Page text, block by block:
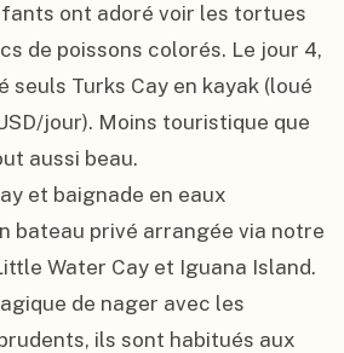
ont adoré voir les tortues
de poissons colorés. Le jour 4,
seuls Turks Cay en kayak (loué
jour). Moins touristique que
aussi beau.
et baignade en eaux
bateau privé arrangée via notre
Water Cay et Iguana Island.
de nager avec les
ils sont habitués aux